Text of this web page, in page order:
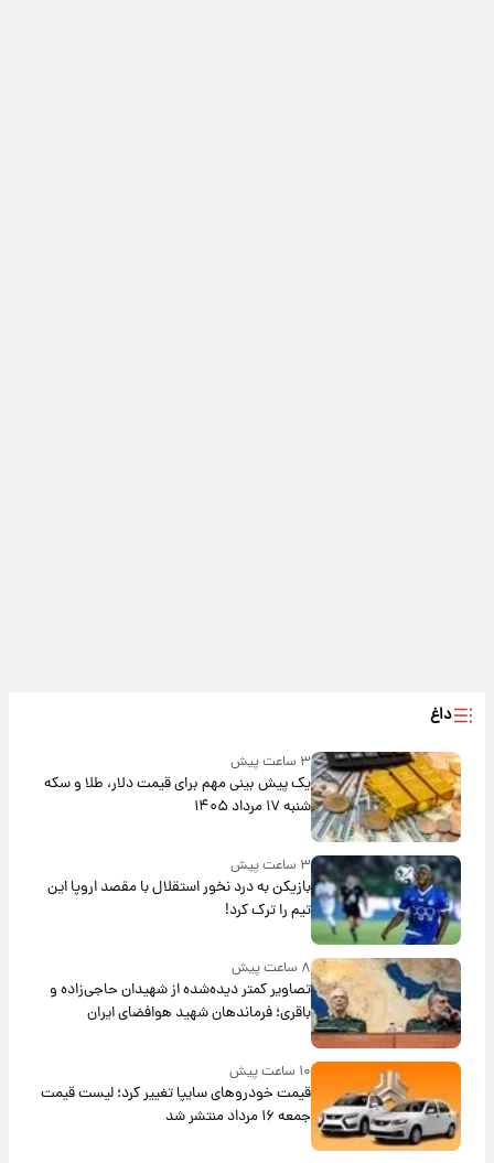
داغ
۳ ساعت پیش
یک پیش ‌بینی مهم برای قیمت دلار، طلا و سکه
شنبه ۱۷ مرداد ۱۴۰۵
۳ ساعت پیش
بازیکن به درد نخور استقلال با مقصد اروپا این
تیم را ترک کرد!
۸ ساعت پیش
تصاویر کمتر دیده‌شده از شهیدان حاجی‌زاده و
باقری؛ فرماندهان شهید هوافضای ایران
۱۰ ساعت پیش
قیمت خودروهای سایپا تغییر کرد؛ لیست قیمت
جمعه ۱۶ مرداد منتشر شد